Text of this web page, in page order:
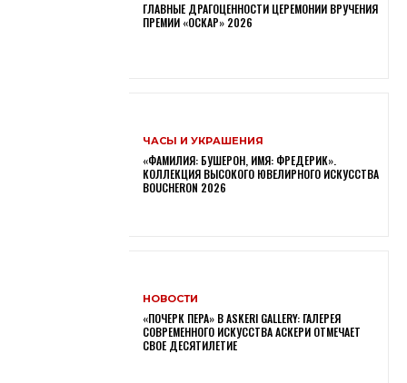
ГЛАВНЫЕ ДРАГОЦЕННОСТИ ЦЕРЕМОНИИ ВРУЧЕНИЯ
ПРЕМИИ «ОСКАР» 2026
ЧАСЫ И УКРАШЕНИЯ
«ФАМИЛИЯ: БУШЕРОН, ИМЯ: ФРЕДЕРИК».
КОЛЛЕКЦИЯ ВЫСОКОГО ЮВЕЛИРНОГО ИСКУССТВА
BOUCHERON 2026
НОВОСТИ
«ПОЧЕРК ПЕРА» В ASKERI GALLERY: ГАЛЕРЕЯ
СОВРЕМЕННОГО ИСКУССТВА АСКЕРИ ОТМЕЧАЕТ
СВОЕ ДЕСЯТИЛЕТИЕ